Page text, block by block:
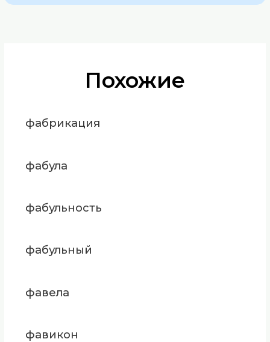
Похожие
фабрикация
фабула
фабульность
фабульный
фавела
фавикон